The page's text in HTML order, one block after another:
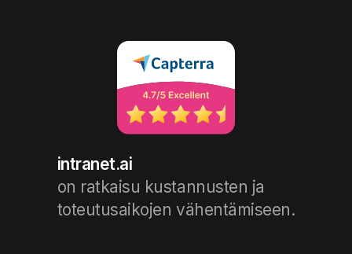
intranet.ai
on ratkaisu kustannusten ja
toteutusaikojen vähentämiseen.